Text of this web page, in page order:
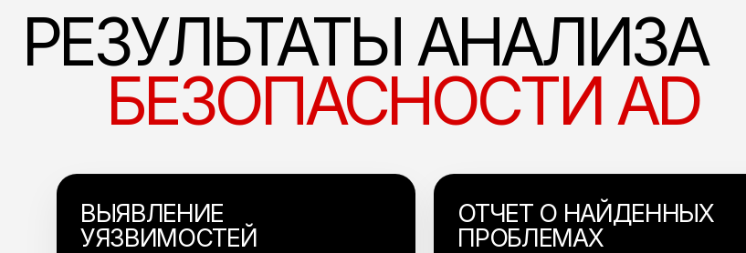
РЕЗУЛЬТАТЫ АНАЛИЗА
БЕЗОПАСНОСТИ AD
ВЫЯВЛЕНИЕ
УЯЗВИМОСТЕЙ
ОТЧЕТ О НАЙДЕННЫХ
ПРОБЛЕМАХ